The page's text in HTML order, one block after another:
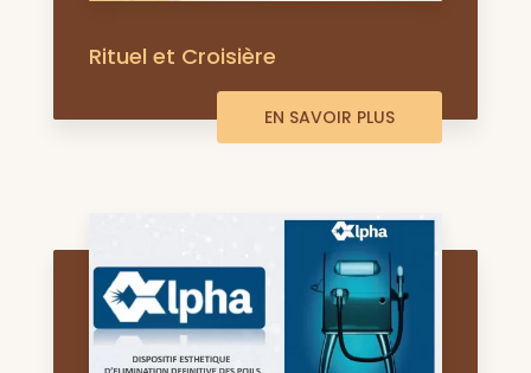
Rituel et Croisière
EN SAVOIR PLUS